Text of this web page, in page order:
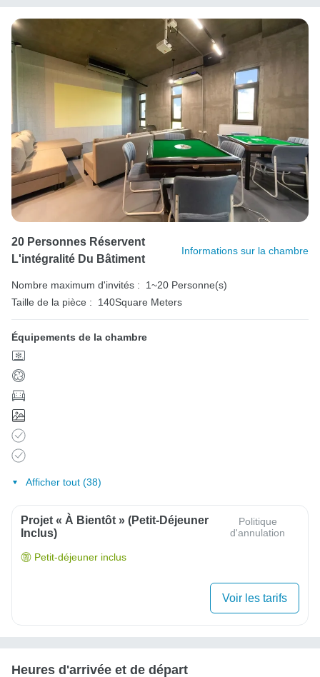
20 Personnes Réservent
L'intégralité Du Bâtiment
Informations sur la chambre
Nombre maximum d'invités :
1~20 Personne(s)
Taille de la pièce :
140Square Meters
Équipements de la chambre
Afficher tout (38)
Projet « À Bientôt » (Petit-Déjeuner
Inclus)
Politique
d'annulation
Petit-déjeuner inclus
Voir les tarifs
Heures d'arrivée et de départ